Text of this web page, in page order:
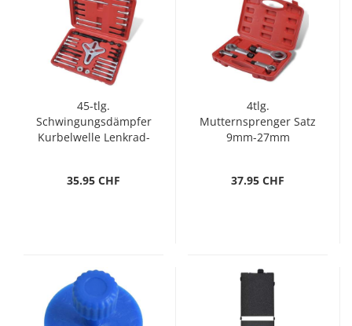
45-tlg.
Schwingungsdämpfer
Kurbelwelle Lenkrad-
35.95 CHF
4tlg.
Mutternsprenger Satz
9mm-27mm
37.95 CHF